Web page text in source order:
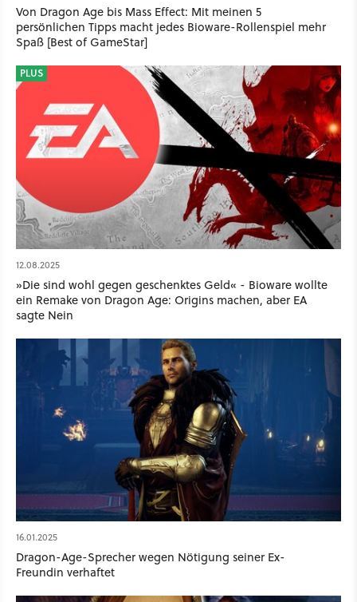
Von Dragon Age bis Mass Effect: Mit meinen 5
persönlichen Tipps macht jedes Bioware-Rollenspiel mehr
Spaß [Best of GameStar]
PLUS
12.08.2025
»Die sind wohl gegen geschenktes Geld« - Bioware wollte
ein Remake von Dragon Age: Origins machen, aber EA
sagte Nein
16.01.2025
Dragon-Age-Sprecher wegen Nötigung seiner Ex-
Freundin verhaftet